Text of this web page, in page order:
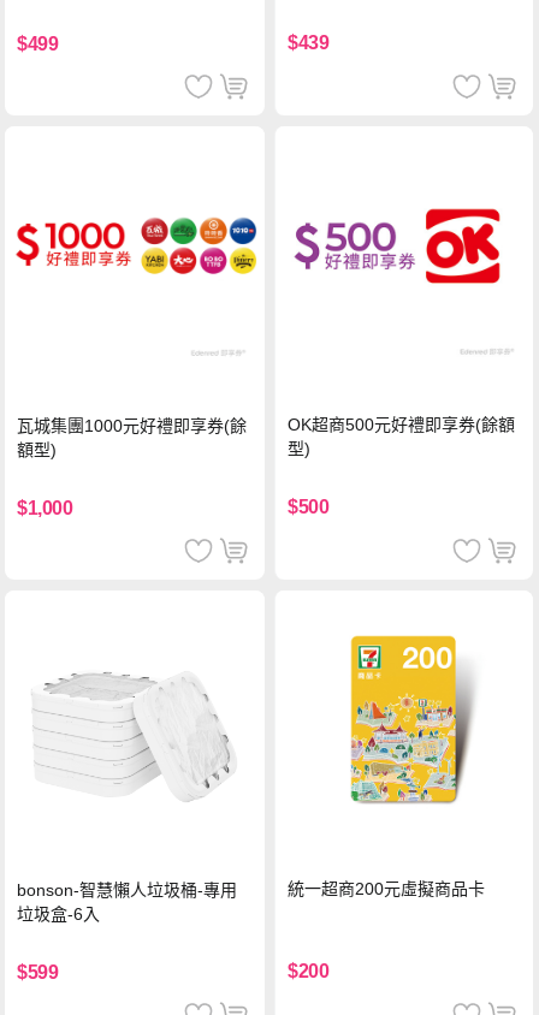
$499 $439
瓦城集團1000元好禮即享券(餘
額型)
$1,000
OK超商500元好禮即享券(餘額
型)
$500
bonson-智慧懶人垃圾桶-專用
垃圾盒-6入
$599
統一超商200元虛擬商品卡
$200